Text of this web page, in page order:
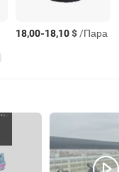
18,00-18,10$/Пара